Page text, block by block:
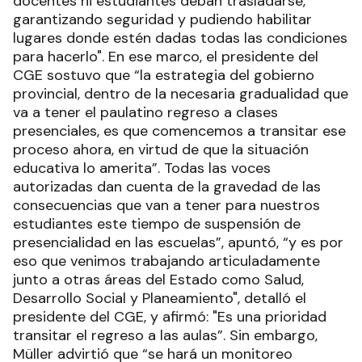
garantizando seguridad y pudiendo habilitar
lugares donde estén dadas todas las condiciones
para hacerlo". En ese marco, el presidente del
CGE sostuvo que “la estrategia del gobierno
provincial, dentro de la necesaria gradualidad que
va a tener el paulatino regreso a clases
presenciales, es que comencemos a transitar ese
proceso ahora, en virtud de que la situación
educativa lo amerita”. Todas las voces
autorizadas dan cuenta de la gravedad de las
consecuencias que van a tener para nuestros
estudiantes este tiempo de suspensión de
presencialidad en las escuelas”, apuntó, “y es por
eso que venimos trabajando articuladamente
junto a otras áreas del Estado como Salud,
Desarrollo Social y Planeamiento", detalló el
presidente del CGE, y afirmó: "Es una prioridad
transitar el regreso a las aulas”. Sin embargo,
Müller advirtió que “se hará un monitoreo